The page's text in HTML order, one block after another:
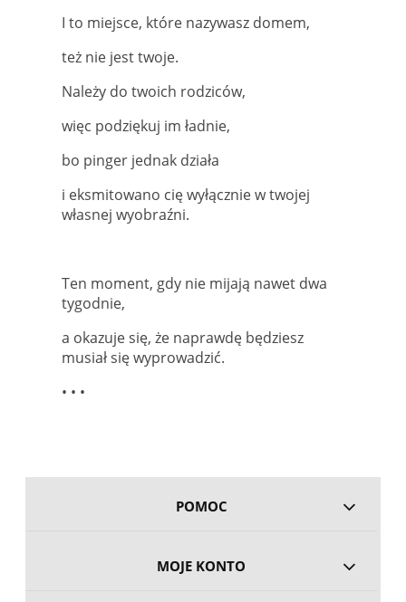
I to miejsce, które nazywasz domem,
też nie jest twoje.
Należy do twoich rodziców,
więc podziękuj im ładnie,
bo pinger jednak działa
i eksmitowano cię wyłącznie w twojej
własnej wyobraźni.
Ten moment, gdy nie mijają nawet dwa
tygodnie,
a okazuje się, że naprawdę będziesz
musiał się wyprowadzić.
• • •
POMOC
MOJE KONTO